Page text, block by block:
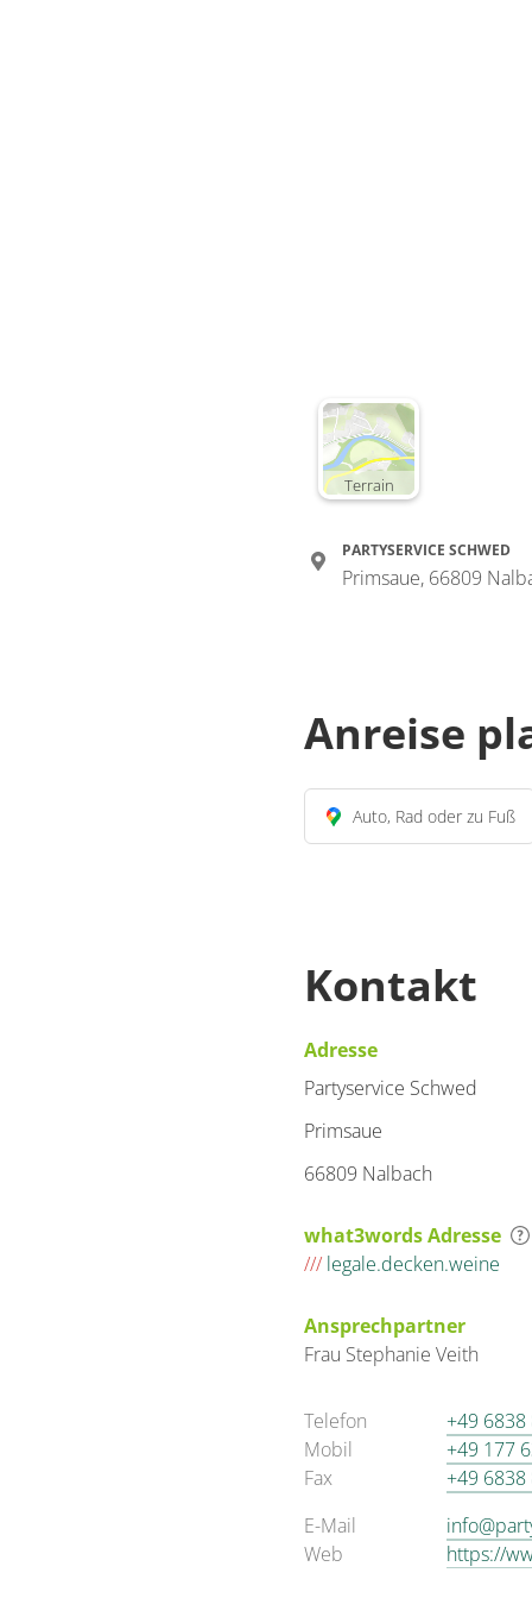
Terrain
PARTYSERVICE SCHWED
Primsaue, 66809
Anreise
Auto, Rad oder zu Fuß
Kontakt
Adresse
Partyservice Schwed
Primsaue
66809 Nalbach
what3words Adresse
/// legale.decken.weine
Ansprechpartner
Frau Stephanie Veith
Telefon
+49 6838
Mobil
+49 177
Fax
+49
E-Mail
Web
https://